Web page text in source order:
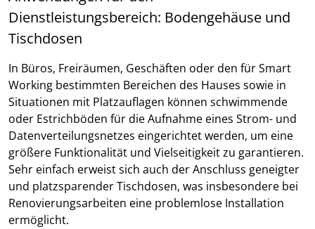
Dienstleistungsbereich: Bodengehäuse und
Tischdosen
In Büros, Freiräumen, Geschäften oder den für Smart
Working bestimmten Bereichen des Hauses sowie in
Situationen mit Platzauflagen können schwimmende
oder Estrichböden für die Aufnahme eines Strom- und
Datenverteilungsnetzes eingerichtet werden, um eine
größere Funktionalität und Vielseitigkeit zu garantieren.
Sehr einfach erweist sich auch der Anschluss geneigter
und platzsparender Tischdosen, was insbesondere bei
Renovierungsarbeiten eine problemlose Installation
ermöglicht.